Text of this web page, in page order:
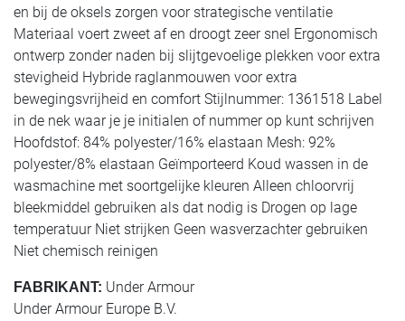
en bij de oksels zorgen voor strategische ventilatie
Materiaal voert zweet af en droogt zeer snel Ergonomisch
ontwerp zonder naden bij slijtgevoelige plekken voor extra
stevigheid Hybride raglanmouwen voor extra
bewegingsvrijheid en comfort Stijlnummer: 1361518 Label
in de nek waar je je initialen of nummer op kunt schrijven
Hoofdstof: 84% polyester/16% elastaan Mesh: 92%
polyester/8% elastaan Geïmporteerd Koud wassen in de
wasmachine met soortgelijke kleuren Alleen chloorvrij
bleekmiddel gebruiken als dat nodig is Drogen op lage
temperatuur Niet strijken Geen wasverzachter gebruiken
Niet chemisch reinigen
FABRIKANT: Under Armour
Under Armour Europe B.V.